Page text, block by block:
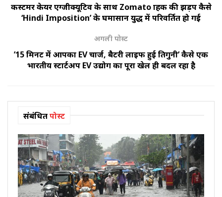
कस्टमर केयर एग्जीक्यूटिव के साथ Zomato ग्राहक की झड़प कैसे
‘Hindi Imposition’ के घमासान युद्ध में परिवर्तित हो गई
अगली पोस्ट
’15 मिनट में आपका EV चार्ज, बैटरी लाइफ हुई तिगुनी’ कैसे एक
भारतीय स्टार्टअप EV उद्योग का पूरा खेल ही बदल रहा है
संबंधितपोस्ट